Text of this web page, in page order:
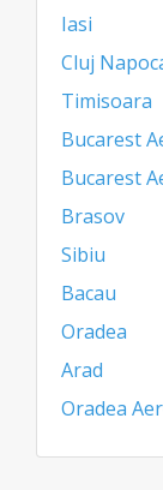
Iasi
Cluj
Timisoara
Bucarest
Bucarest
Brasov
Sibiu
Bacau
Oradea
Arad
Oradea